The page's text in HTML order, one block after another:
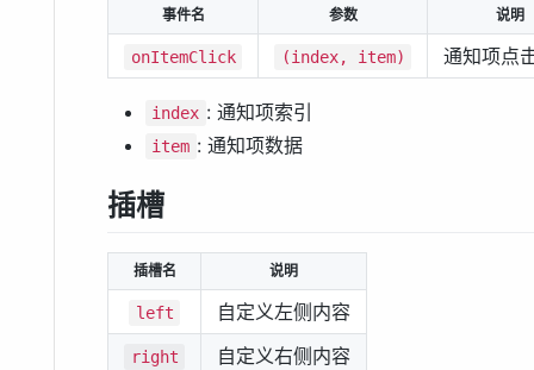
事件名 参数 说明
onItemClick (index, item) 通知项点
index : 通知项索引
item : 通知项数据
插槽
插槽名 说明
left 自定义左侧内容
right 自定义右侧内容